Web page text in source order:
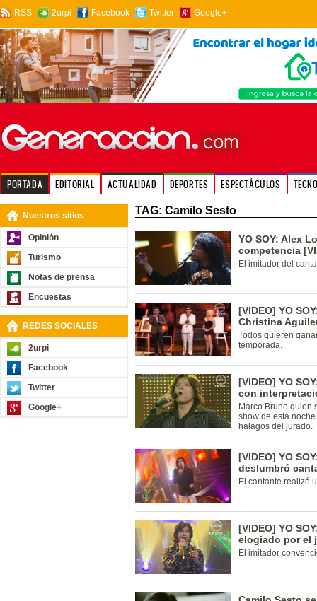
RSS 2urpi Facebook Twitter Google+
PORTADA EDITORIAL ACTUALIDAD DEPORTES ESPECTÁCULOS
Nuestros sitios
Opinión
Turismo
Notas de prensa
Encuestas
REDES SOCIALES
2urpi
Facebook
Twitter
Google+
TAG: Camilo Sesto
YO SOY: Alex
competencia
El imitador del
[VIDEO] YO
Christina
Todos quieren
temporada.
[VIDEO] YO
con
Marco Bruno quien
show de esta
halagos del jurado.
[VIDEO] YO
deslumbró
El cantante realizó
[VIDEO] YO
elogiado por el
El imitador